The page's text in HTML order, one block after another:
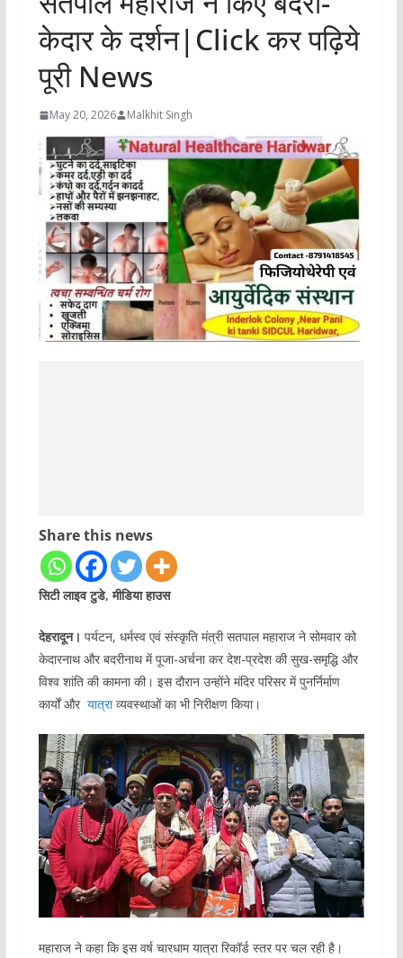
केदार के दर्शन|Click कर पढ़िये
पूरी News
May 20, 2026 Malkhit Singh
Share this news
सिटी लाइव टुडे, मीडिया हाउस
देहरादून। पर्यटन, धर्मस्व एवं संस्कृति मंत्री सतपाल महाराज ने सोमवार को
केदारनाथ और बदरीनाथ में पूजा-अर्चना कर देश-प्रदेश की सुख-समृद्धि और
विश्व शांति की कामना की। इस दौरान उन्होंने मंदिर परिसर में पुनर्निर्माण
कार्यों और यात्राव्यवस्थाओं का भी निरीक्षण किया।
महाराज ने कहा कि इस वर्ष चारधाम यात्रा रिकॉर्ड स्तर पर चल रही है।